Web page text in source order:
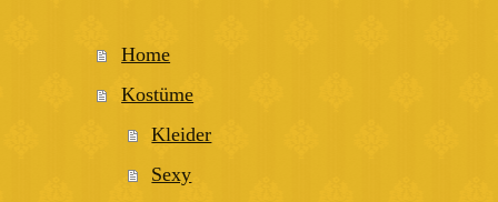
Home
Kostüme
Kleider
Sexy